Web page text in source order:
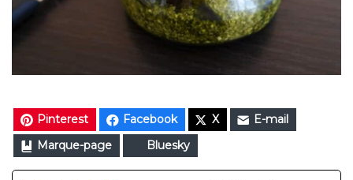
Pinterest Facebook X
E-mail
Marque-page
Bluesky